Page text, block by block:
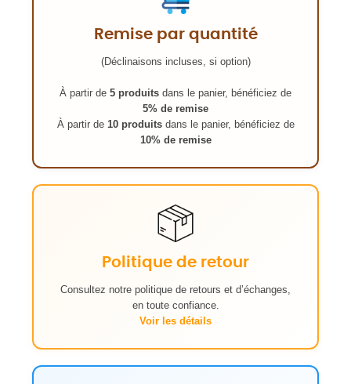
Remise par quantité
(Déclinaisons incluses, si option)
À partir de 5 produits dans le panier, bénéficiez de
5% de remise
À partir de 10 produitsdans le panier, bénéficiez de
10% de remise
Politique de retour
Consultez notre politique de retours et d’échanges,
en toute confiance.
Voir les détails